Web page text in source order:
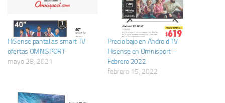
HiSense pantallas smart TV
ofertas OMNISPORT
mayo 28, 2021
Precio bajo en Android TV
Hisense en Omnisport –
Febrero 2022
febrero 15, 2022